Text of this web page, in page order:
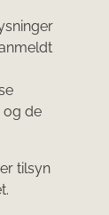
og de
tilsyn